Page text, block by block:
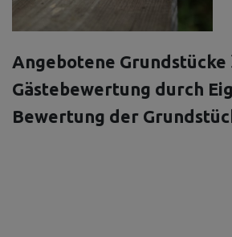
Angebotene Grundstücke
Gästebewertung durch
Bewertung der